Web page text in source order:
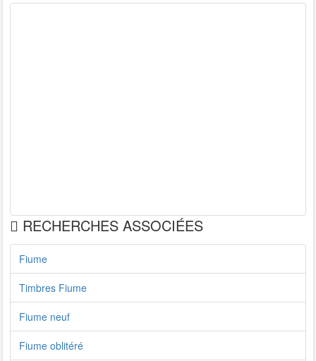
RECHERCHES ASSOCIÉES
Fiume
Timbres Fiume
Fiume neuf
Fiume oblitéré